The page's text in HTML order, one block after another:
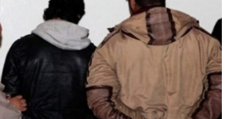
حوادث
دولية
المرأة